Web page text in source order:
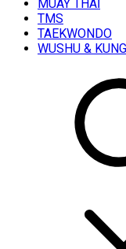
MUAY THAİ
TMS
TAEKWONDO
WUSHU &